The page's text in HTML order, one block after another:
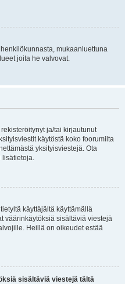
mukaanluettuna
joita he valvovat.
ja/tai kirjautunut
käytöstä koko foorumilta
yksityisviestejä. Ota
lisätietoja.
käyttäjältä käyttämällä
väärinkäytöksiä sisältäviä viestejä
Heillä on oikeudet estää
sisältäviä viestejä tältä